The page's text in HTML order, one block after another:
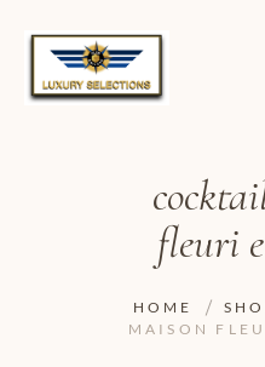
fleuri
HOME
MAISON